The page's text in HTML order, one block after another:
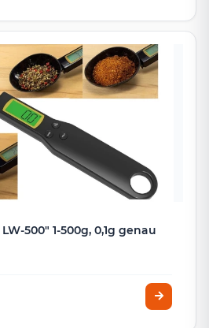
500" 1-500g, 0,1g genau